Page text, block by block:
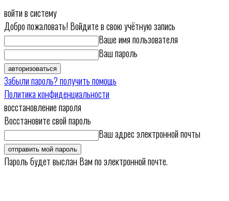
войти в систему
Добро пожаловать! Войдите в свою учётную запись
Ваше имя пользователя
Ваш пароль
Забыли пароль? получить помощь
Политика конфиденциальности
восстановление пароля
Восстановите свой пароль
Ваш адрес электронной почты
Пароль будет выслан Вам по электронной почте.